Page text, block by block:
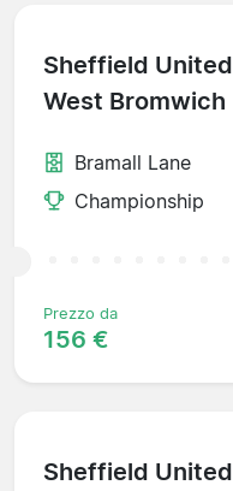
Sheffield United
West Bromwich
Bramall Lane
Championship
Prezzo da
156 €
Sheffield United